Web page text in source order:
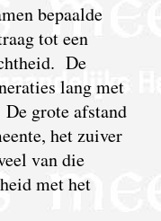
bepaalde
tot een
De
lang met
grote afstand
het zuiver
van die
met het